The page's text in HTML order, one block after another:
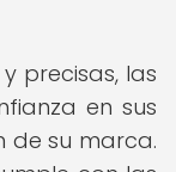
precisas, las
en sus
de su marca.